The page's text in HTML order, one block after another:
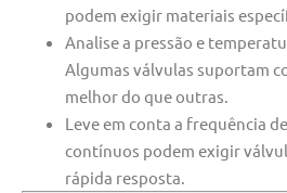
podem exigir materiais
Analise a pressão e
Algumas válvulas suportam
melhor do que outras.
Leve em conta a frequência
contínuos podem exigir
rápida resposta.